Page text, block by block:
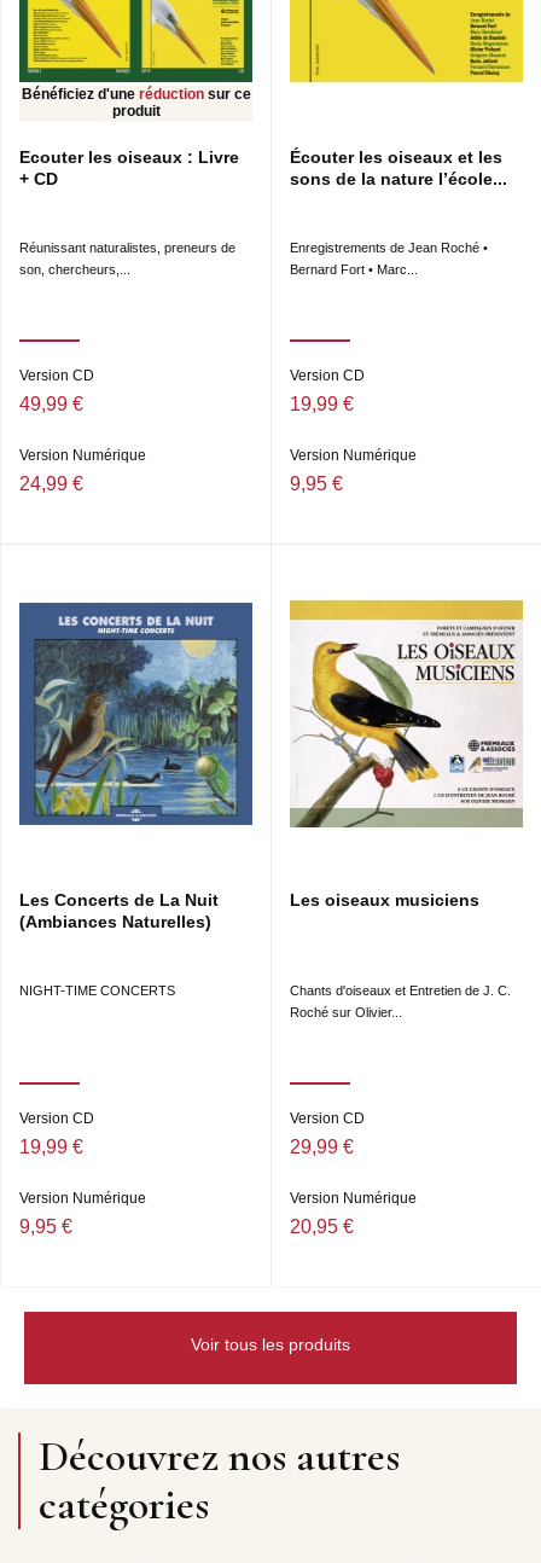
Bénéficiez d'une réduction sur ce
produit
Ecouter les oiseaux : Livre
+ CD
Réunissant naturalistes, preneurs de
son, chercheurs,...
Version CD
49,99 €
Version Numérique
24,99 €
Écouter les oiseaux et les
sons de la nature l’école...
Enregistrements de Jean Roché •
Bernard Fort • Marc...
Version CD
19,99 €
Version Numérique
9,95 €
Les Concerts de La Nuit
(Ambiances Naturelles)
NIGHT-TIME CONCERTS
Version CD
19,99 €
Version Numérique
9,95 €
Les oiseaux musiciens
Chants d'oiseaux et Entretien de J. C.
Roché sur Olivier...
Version CD
29,99 €
Version Numérique
20,95 €
Voir tous les produits
Découvrez nos autres
catégories